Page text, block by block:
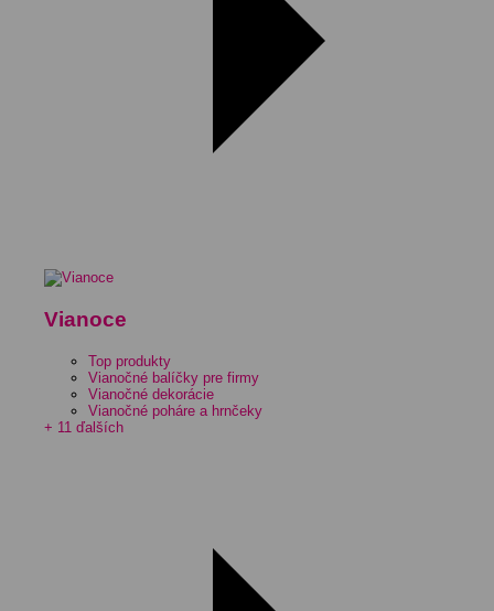
Vianoce
Top produkty
Vianočné balíčky pre firmy
Vianočné dekorácie
Vianočné poháre a hrnčeky
+ 11 ďalších